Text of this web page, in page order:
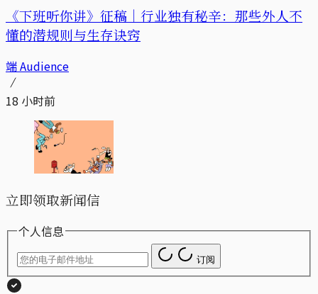
《下班听你讲》征稿｜行业独有秘辛：那些外人不
懂的潜规则与生存诀窍
端 Audience
18 小时前
立即领取新闻信
个人信息
订阅